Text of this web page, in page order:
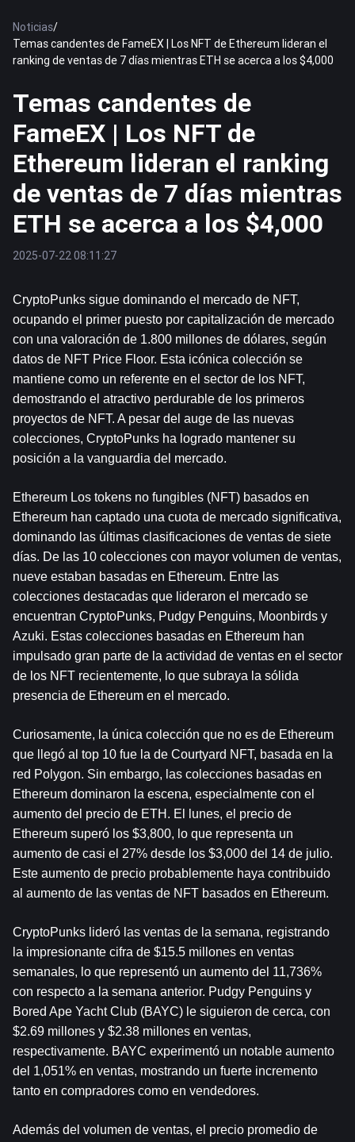
Noticias/
Temas candentes de FameEX | Los NFT de Ethereum lideran el
ranking de ventas de 7 días mientras ETH se acerca a los $4,000
Temas candentes de
FameEX | Los NFT de
Ethereum lideran el ranking
de ventas de 7 días mientras
ETH se acerca a los $4,000
2025-07-22 08:11:27
CryptoPunks sigue dominando el mercado de NFT,
ocupando el primer puesto por capitalización de mercado
con una valoración de 1.800 millones de dólares, según
datos de NFT Price Floor. Esta icónica colección se
mantiene como un referente en el sector de los NFT,
demostrando el atractivo perdurable de los primeros
proyectos de NFT. A pesar del auge de las nuevas
colecciones, CryptoPunks ha logrado mantener su
posición a la vanguardia del mercado.
Ethereum Los tokens no fungibles (NFT) basados en
Ethereum han captado una cuota de mercado significativa,
dominando las últimas clasificaciones de ventas de siete
días. De las 10 colecciones con mayor volumen de ventas,
nueve estaban basadas en Ethereum. Entre las
colecciones destacadas que lideraron el mercado se
encuentran CryptoPunks, Pudgy Penguins, Moonbirds y
Azuki. Estas colecciones basadas en Ethereum han
impulsado gran parte de la actividad de ventas en el sector
de los NFT recientemente, lo que subraya la sólida
presencia de Ethereum en el mercado.
Curiosamente, la única colección que no es de Ethereum
que llegó al top 10 fue la de Courtyard NFT, basada en la
red Polygon. Sin embargo, las colecciones basadas en
Ethereum dominaron la escena, especialmente con el
aumento del precio de ETH. El lunes, el precio de
Ethereum superó los $3,800, lo que representa un
aumento de casi el 27% desde los $3,000 del 14 de julio.
Este aumento de precio probablemente haya contribuido
al aumento de las ventas de NFT basados en Ethereum.
CryptoPunks lideró las ventas de la semana, registrando
la impresionante cifra de $15.5 millones en ventas
semanales, lo que representó un aumento del 11,736%
con respecto a la semana anterior. Pudgy Penguins y
Bored Ape Yacht Club (BAYC) le siguieron de cerca, con
$2.69 millones y $2.38 millones en ventas,
respectivamente. BAYC experimentó un notable aumento
del 1,051% en ventas, mostrando un fuerte incremento
tanto en compradores como en vendedores.
Además del volumen de ventas, el precio promedio de